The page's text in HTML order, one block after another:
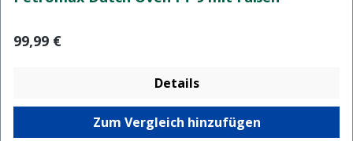
Regulärer Preis:
99,99 €
Details
Zum Vergleich hinzufügen